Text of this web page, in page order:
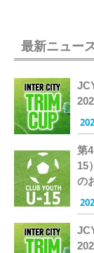
最新ニュー
第
15
の